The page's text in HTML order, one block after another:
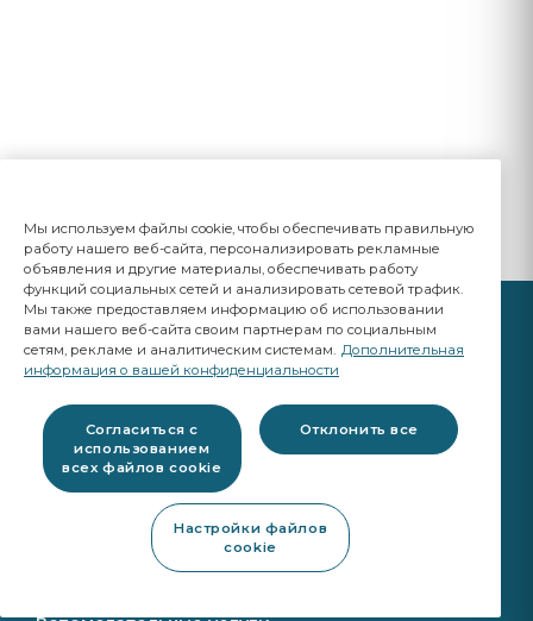
A Saint-Gobain brand
Продукция остекления
Качество исходного оборудования
Продукция для мастерских
Мы используем файлы cookie, чтобы обеспечивать правильную
работу нашего веб-сайта, персонализировать рекламные
объявления и другие материалы, обеспечивать работу
функций социальных сетей и анализировать сетевой трафик.
Мы также предоставляем информацию об использовании
вами нашего веб-сайта своим партнерам по социальным
сетям, рекламе и аналитическим системам. Дополнительная
информация о вашей конфиденциальности
Согласиться с
использованием
всех файлов cookie
Отклонить все
Настройки файлов
cookie